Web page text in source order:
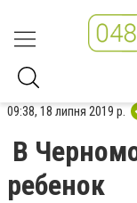
09:38, 18 липня 2019 р.
В
ребенок